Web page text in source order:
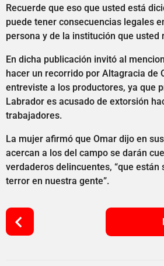
Recuerde que eso que usted está
puede tener consecuencias legales
persona y de la institución que usted
En dicha publicación invitó al
hacer un recorrido por Altagracia de
entreviste a los productores, ya que
Labrador es acusado de extorsión
trabajadores.
La mujer afirmó que Omar dijo en
acercan a los del campo se darán
verdaderos delincuentes, “que están
terror en nuestra gente”.
P
o